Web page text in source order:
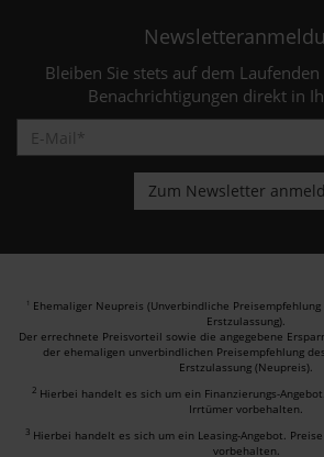
Bleiben Sie stets auf dem
Benachrichtigungen direkt in
1 Ehemaliger Neupreis (Unverbindliche
Erstzulassung).
Der errechnete Preisvorteil sowie die angegebene
der ehemaligen unverbindlichen Preisempfehlung
Erstzulassung (Neupreis).
2 Hierbei handelt es sich um ein Finanzierungs-
Irrtümer vorbehalten.
3 Hierbei handelt es sich um ein Leasing-Angebot.
vorbehalten.